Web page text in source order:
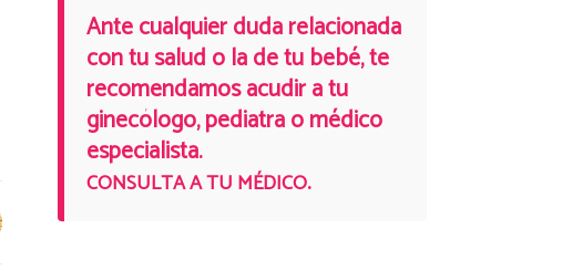
Ante cualquier duda relacionada
con tu salud o la de tu bebé, te
recomendamos acudir a tu
ginecólogo, pediatra o médico
especialista.
CONSULTA A TU MÉDICO.